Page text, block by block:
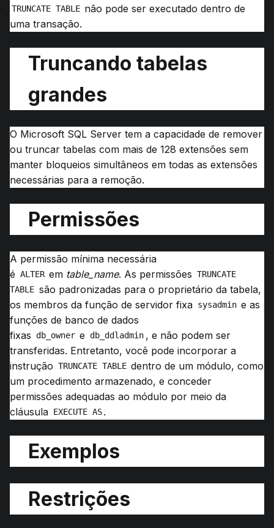
TRUNCATE TABLE não pode ser executado dentro de
uma transação.
Truncando tabelas
grandes
O Microsoft SQL Server tem a capacidade de remover
ou truncar tabelas com mais de 128 extensões sem
manter bloqueios simultâneos em todas as extensões
necessárias para a remoção.
Permissões
A permissão mínima necessária
é ALTER em table_name. As permissões TRUNCATE
TABLE são padronizadas para o proprietário da tabela,
os membros da função de servidor fixa sysadmin e as
funções de banco de dados
fixas
db_owner e db_ddladmin , e não podem ser
transferidas. Entretanto, você pode incorporar a
instrução TRUNCATE TABLE dentro de um módulo, como
um procedimento armazenado, e conceder
permissões adequadas ao módulo por meio da
cláusula
EXECUTE AS .
Exemplos
Restrições